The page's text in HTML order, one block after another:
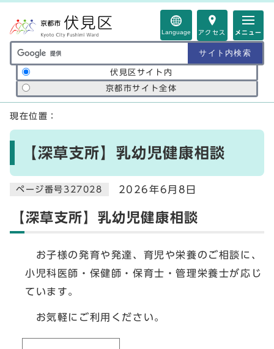
Language アクセス メニュー
サイト内検索の範囲
伏見区サイト内
京都市サイト全体
ここから本文です
現在位置：
【深草支所】乳幼児健康相談
ページ番号327028 2026年6月8日
【深草支所】乳幼児健康相談
お子様の発育や発達、育児や栄養のご相談に、
小児科医師・保健師・保育士・管理栄養士が応じ
ています。
お気軽にご利用ください。